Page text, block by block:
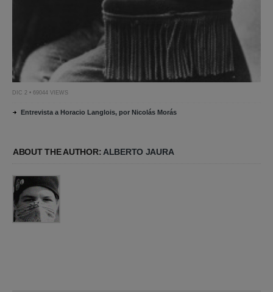
DIC 2 • 69044 VIEWS
Entrevista a Horacio Langlois, por Nicolás Morás
ABOUT THE AUTHOR: ALBERTO JAURA